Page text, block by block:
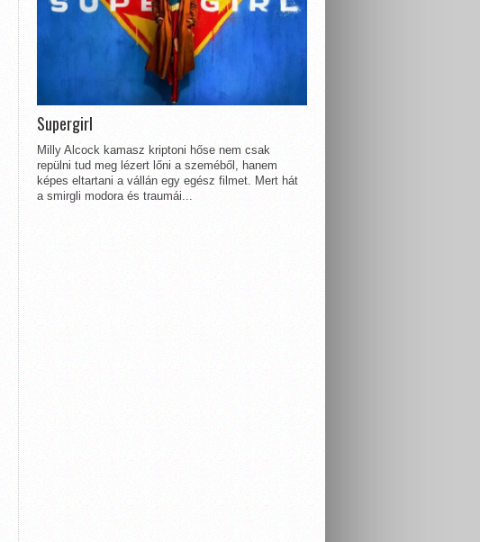
Supergirl
Milly Alcock kamasz kriptoni hőse nem csak
repülni tud meg lézert lőni a szeméből, hanem
képes eltartani a vállán egy egész filmet. Mert hát
a smirgli modora és traumái...